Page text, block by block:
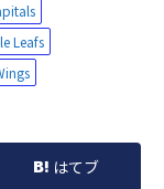
Leafs
はてブ